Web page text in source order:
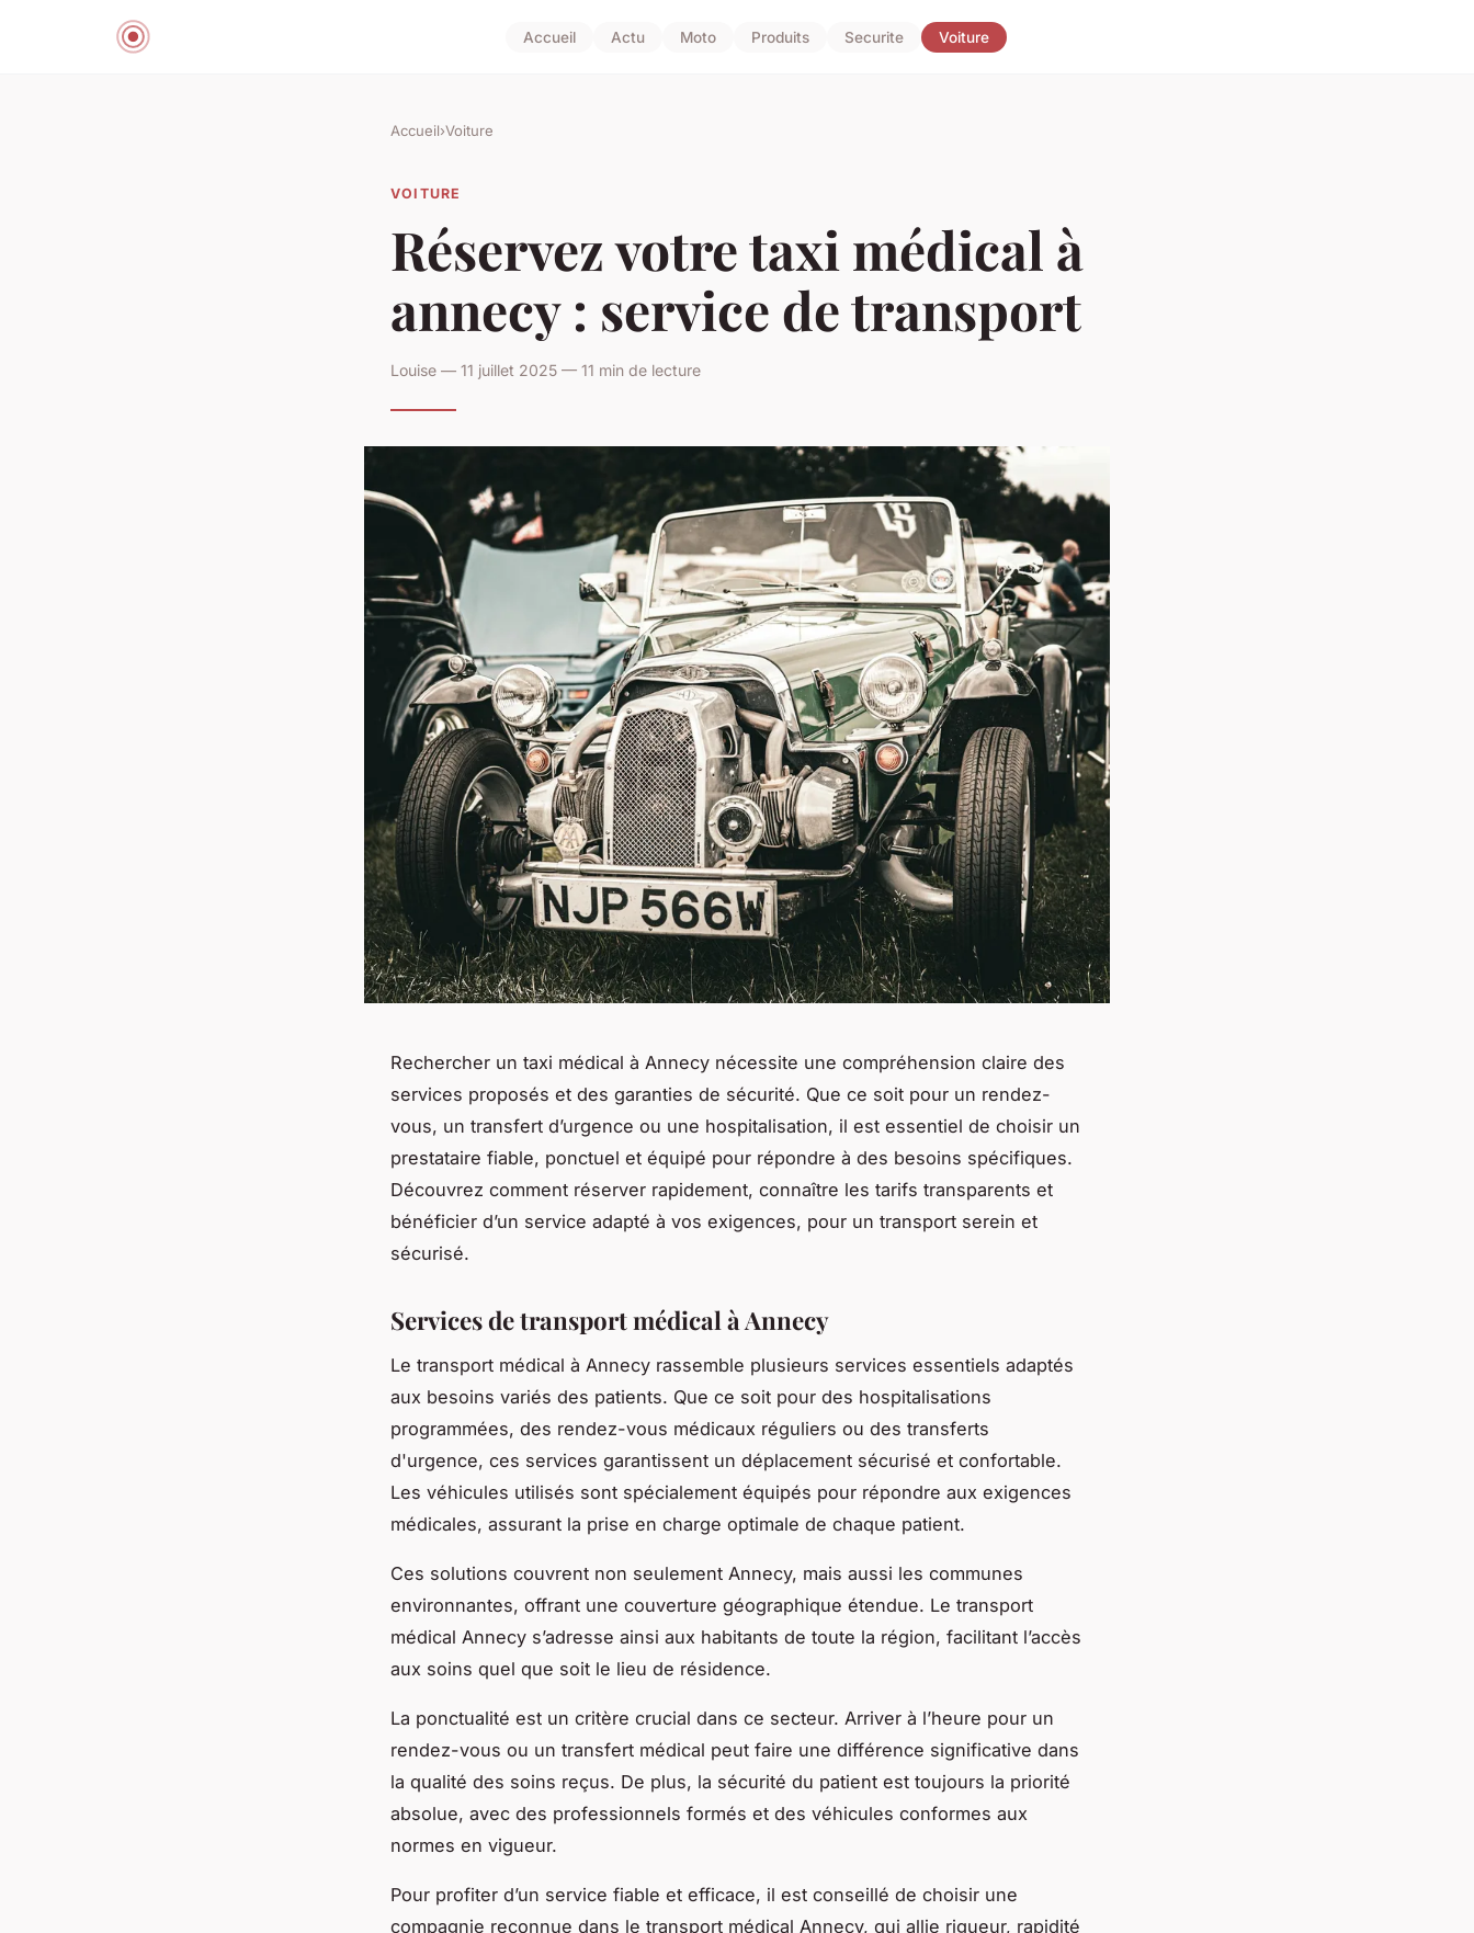
Accueil Actu Moto Produits Securite Voiture
Accueil›Voiture
VOITURE
Réservez votre taxi médical à
annecy : service de transport
Louise — 11 juillet 2025 — 11 min de lecture
Rechercher un taxi médical à Annecy nécessite une compréhension claire des
services proposés et des garanties de sécurité. Que ce soit pour un rendez-
vous, un transfert d’urgence ou une hospitalisation, il est essentiel de choisir un
prestataire fiable, ponctuel et équipé pour répondre à des besoins spécifiques.
Découvrez comment réserver rapidement, connaître les tarifs transparents et
bénéficier d’un service adapté à vos exigences, pour un transport serein et
sécurisé.
Services de transport médical à Annecy
Le transport médical à Annecy rassemble plusieurs services essentiels adaptés
aux besoins variés des patients. Que ce soit pour des hospitalisations
programmées, des rendez-vous médicaux réguliers ou des transferts
d'urgence, ces services garantissent un déplacement sécurisé et confortable.
Les véhicules utilisés sont spécialement équipés pour répondre aux exigences
médicales, assurant la prise en charge optimale de chaque patient.
Ces solutions couvrent non seulement Annecy, mais aussi les communes
environnantes, offrant une couverture géographique étendue. Le transport
médical Annecy s’adresse ainsi aux habitants de toute la région, facilitant l’accès
aux soins quel que soit le lieu de résidence.
La ponctualité est un critère crucial dans ce secteur. Arriver à l’heure pour un
rendez-vous ou un transfert médical peut faire une différence significative dans
la qualité des soins reçus. De plus, la sécurité du patient est toujours la priorité
absolue, avec des professionnels formés et des véhicules conformes aux
normes en vigueur.
Pour profiter d’un service fiable et efficace, il est conseillé de choisir une
compagnie reconnue dans le transport médical Annecy, qui allie rigueur, rapidité